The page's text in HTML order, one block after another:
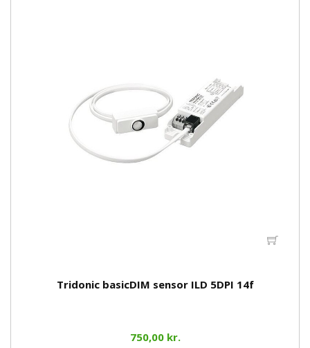
Tridonic basicDIM sensor ILD 5DPI 14f
750,00 kr.